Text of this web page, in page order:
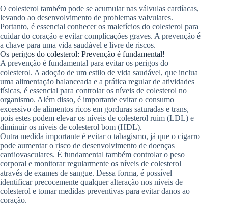
O colesterol também pode se acumular nas válvulas cardíacas,
levando ao desenvolvimento de problemas valvulares.
Portanto, é essencial conhecer os malefícios do colesterol para
cuidar do coração e evitar complicações graves. A prevenção é
a chave para uma vida saudável e livre de riscos.
Os perigos do colesterol: Prevenção é fundamental!
A prevenção é fundamental para evitar os perigos do
colesterol. A adoção de um estilo de vida saudável, que inclua
uma alimentação balanceada e a prática regular de atividades
físicas, é essencial para controlar os níveis de colesterol no
organismo. Além disso, é importante evitar o consumo
excessivo de alimentos ricos em gorduras saturadas e trans,
pois estes podem elevar os níveis de colesterol ruim (LDL) e
diminuir os níveis de colesterol bom (HDL).
Outra medida importante é evitar o tabagismo, já que o cigarro
pode aumentar o risco de desenvolvimento de doenças
cardiovasculares. É fundamental também controlar o peso
corporal e monitorar regularmente os níveis de colesterol
através de exames de sangue. Dessa forma, é possível
identificar precocemente qualquer alteração nos níveis de
colesterol e tomar medidas preventivas para evitar danos ao
coração.